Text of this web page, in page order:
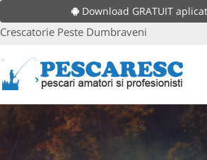
Download GRATUIT
Crescatorie Peste Dumbraveni